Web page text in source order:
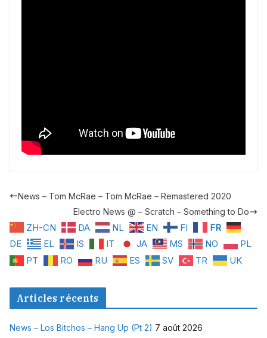
News – Tom McRae – Tom McRae – Remastered 2020
Electro News @ – Scratch – Something to Do
ZH-CN DA NL EN FI
FR
DE
EL IS IT JA MS NO
PL
PT
RO RU ES SV TR UK
Articles récents
News – Los Bitchos – Hang Up (Pt 2) 7 août 2026